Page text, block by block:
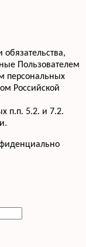
Пользователем
персональных
Российской
п.п. 5.2. и 7.2.